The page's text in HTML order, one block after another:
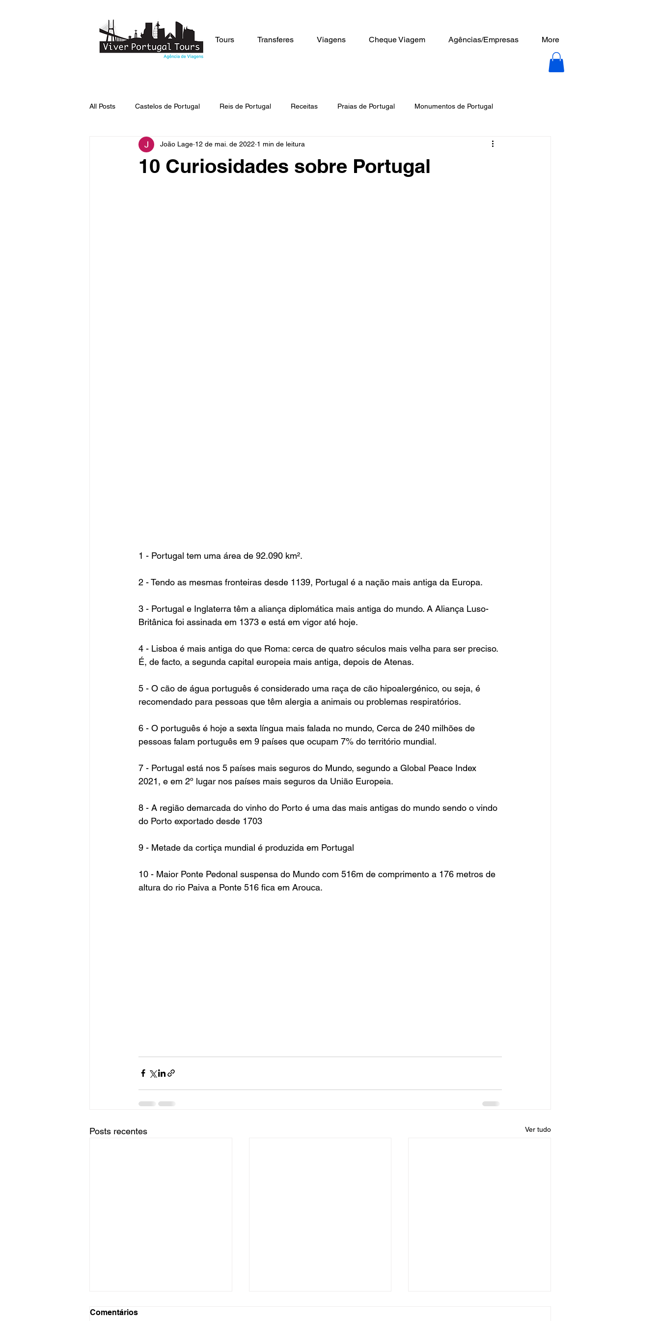
Tours Transferes Viagens Cheque Viagem Agências/Empresas More
All Posts Castelos de Portugal Reis de Portugal Receitas Praias de Portugal Monumentos de Portugal
Lendas de Portugal Curiosidades Bilhetes Tours
10 Curiosidades sobre Portugal
João Lage 12 de mai. de 2022 1 min de leitura
1 - Portugal tem uma área de 92.090 km².
2 - Tendo as mesmas fronteiras desde 1139, Portugal é a nação mais antiga da Europa.
3 - Portugal e Inglaterra têm a aliança diplomática mais antiga do mundo. A Aliança Luso-
Britânica foi assinada em 1373 e está em vigor até hoje.
4 - Lisboa é mais antiga do que Roma: cerca de quatro séculos mais velha para ser preciso.
É, de facto, a segunda capital europeia mais antiga, depois de Atenas.
5 - O cão de água português é considerado uma raça de cão hipoalergénico, ou seja, é
recomendado para pessoas que têm alergia a animais ou problemas respiratórios.
6 - O português é hoje a sexta língua mais falada no mundo, Cerca de 240 milhões de
pessoas falam português em 9 países que ocupam 7% do território mundial.
7 - Portugal está nos 5 países mais seguros do Mundo, segundo a Global Peace Index
2021, e em 2º lugar nos países mais seguros da União Europeia.
8 - A região demarcada do vinho do Porto é uma das mais antigas do mundo sendo o vindo
do Porto exportado desde 1703
9 - Metade da cortiça mundial é produzida em Portugal
10 - Maior Ponte Pedonal suspensa do Mundo com 516m de comprimento a 176 metros de
altura do rio Paiva a Ponte 516 fica em Arouca.
Posts recentes Ver tudo
Comentários